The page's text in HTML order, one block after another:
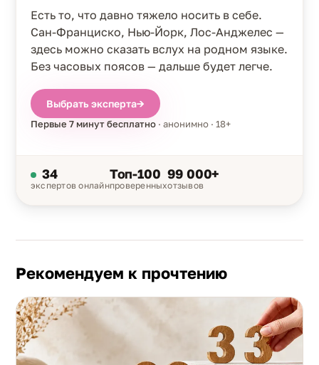
Есть то, что давно тяжело носить в себе.
Сан-Франциско, Нью-Йорк, Лос-Анджелес —
здесь можно сказать вслух на родном языке.
Без часовых поясов — дальше будет легче.
Выбрать эксперта→
Первые 7 минут бесплатно · анонимно · 18+
34
экспертов онлайн
Топ-100
проверенных
99 000+
отзывов
Рекомендуем к прочтению